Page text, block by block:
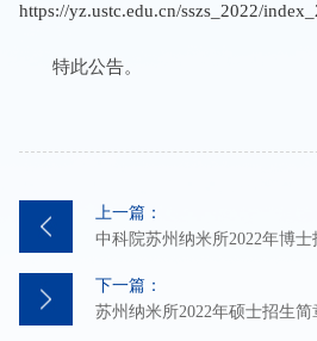
https://yz.ustc.edu.cn/sszs_2022/
特此公告。
上一篇：
中科院苏州纳米所2022年博
下一篇：
苏州纳米所2022年硕士招生简